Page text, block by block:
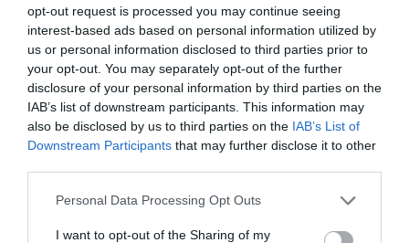
opt-out request is processed you may continue seeing
interest-based ads based on personal information utilized by
us or personal information disclosed to third parties prior to
your opt-out. You may separately opt-out of the further
disclosure of your personal information by third parties on the
IAB’s list of downstream participants. This information may
also be disclosed by us to third parties on the IAB’s List of
Downstream Participants that may further disclose it to other
Please note that this website/app uses one or more Google
not limited to your visit or usage behaviour. You may click to
Personal Data Processing Opt Outs
I want to opt-out of the Sharing of my
Planche de crêpes et fromages frais
Proportions pour 4 Personnes Temps de Préparation 25 Minutes
Repos 1 Heure Temps de Cuisson…
Lire la suite »